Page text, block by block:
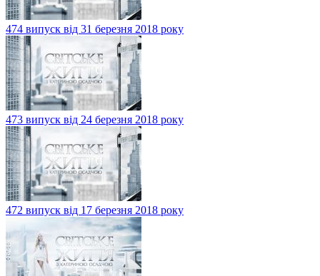
474 випуск від 31 березня 2018 року
473 випуск від 24 березня 2018 року
472 випуск від 17 березня 2018 року